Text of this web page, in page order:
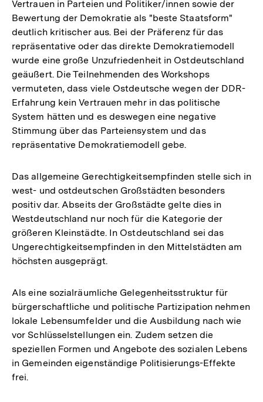
Vertrauen in Parteien und Politiker/innen sowie der
Bewertung der Demokratie als "beste Staatsform"
deutlich kritischer aus. Bei der Präferenz für das
repräsentative oder das direkte Demokratiemodell
wurde eine große Unzufriedenheit in Ostdeutschland
geäußert. Die Teilnehmenden des Workshops
vermuteten, dass viele Ostdeutsche wegen der DDR-
Erfahrung kein Vertrauen mehr in das politische
System hätten und es deswegen eine negative
Stimmung über das Parteiensystem und das
repräsentative Demokratiemodell gebe.
Das allgemeine Gerechtigkeitsempfinden stelle sich in
west- und ostdeutschen Großstädten besonders
positiv dar. Abseits der Großstädte gelte dies in
Westdeutschland nur noch für die Kategorie der
größeren Kleinstädte. In Ostdeutschland sei das
Ungerechtigkeitsempfinden in den Mittelstädten am
höchsten ausgeprägt.
Als eine sozialräumliche Gelegenheitsstruktur für
bürgerschaftliche und politische Partizipation nehmen
lokale Lebensumfelder und die Ausbildung nach wie
vor Schlüsselstellungen ein. Zudem setzen die
speziellen Formen und Angebote des sozialen Lebens
in Gemeinden eigenständige Politisierungs-Effekte
frei.